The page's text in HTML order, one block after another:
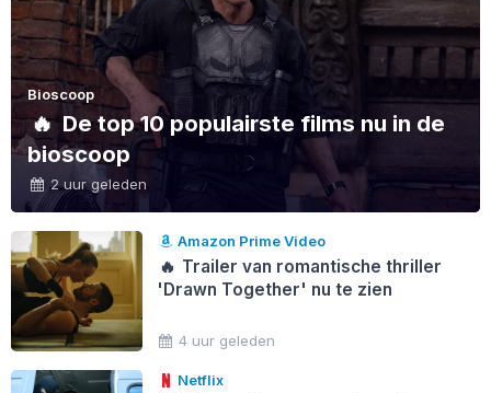
Bioscoop
🔥De top 10 populairste films nu in de
bioscoop
2 uur geleden
Amazon Prime Video
🔥 Trailer van romantische thriller
'Drawn Together' nu te zien
4 uur geleden
Netflix